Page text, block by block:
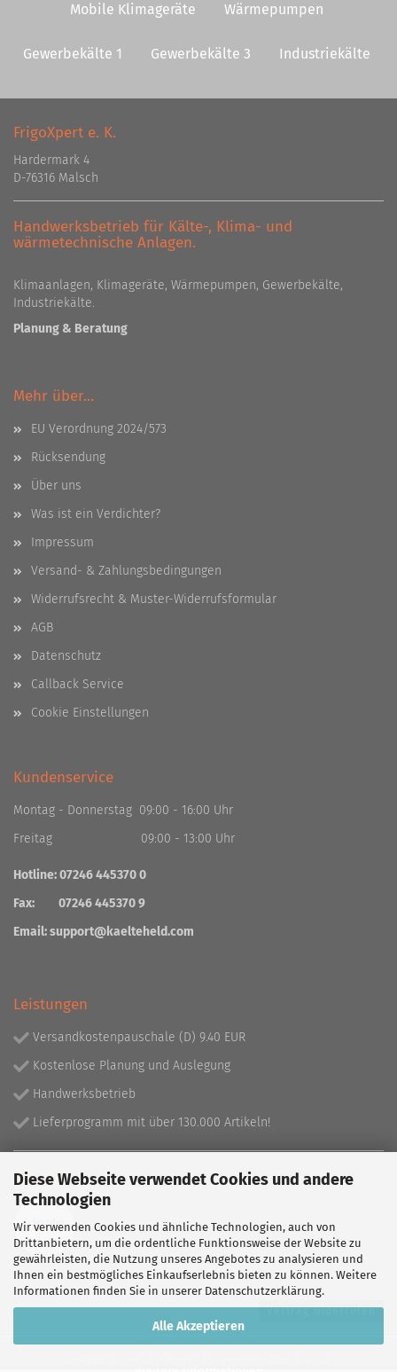
Diese Webseite verwendet Cookies und andere
Technologien
Wir verwenden Cookies und ähnliche Technologien, auch von
Drittanbietern, um die ordentliche Funktionsweise der Website zu
gewährleisten, die Nutzung unseres Angebotes zu analysieren und
Ihnen ein bestmögliches Einkaufserlebnis bieten zu können. Weitere
Informationen finden Sie in unserer Datenschutzerklärung.
Alle Akzeptieren
Mobile Klimageräte Wärmepumpen
Gewerbekälte 1 Gewerbekälte 3 Industriekälte
FrigoXpert e. K.
Hardermark 4
D-76316 Malsch
Handwerksbetrieb für Kälte-, Klima- und
wärmetechnische Anlagen.
Klimaanlagen, Klimageräte, Wärmepumpen, Gewerbekälte,
Industriekälte.
Planung & Beratung
Mehr über...
EU Verordnung 2024/573
Rücksendung
Über uns
Was ist ein Verdichter?
Impressum
Versand- & Zahlungsbedingungen
Widerrufsrecht & Muster-Widerrufsformular
AGB
Datenschutz
Callback Service
Cookie Einstellungen
Kundenservice
Montag - Donnerstag 09:00 - 16:00 Uhr
Freitag 09:00 - 13:00 Uhr
Hotline: 07246 445370 0
Fax: 07246 445370 9
Email:support@kaelteheld.com
Leistungen
Versandkostenpauschale (D) 9.40 EUR
Kostenlose Planung und Auslegung
Handwerksbetrieb
Lieferprogramm mit über 130.000 Artikeln!
Partner
Vertrag widerrufen